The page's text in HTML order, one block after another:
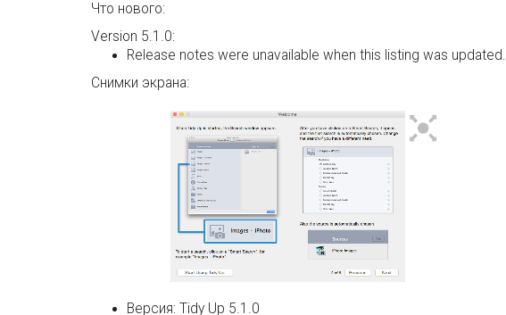
Что нового:
Version 5.1.0:
Release notes were unavailable when this listing was updated.
Снимки экрана:
Версия: Tidy Up 5.1.0